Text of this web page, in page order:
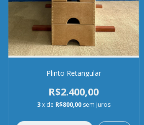
Plinto Retangular
R$2.400,00
3x de R$800,00 sem juros